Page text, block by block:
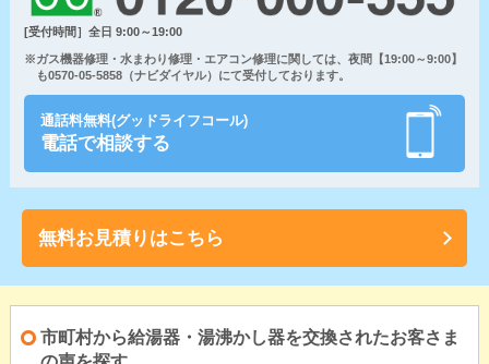
[受付時間］全日 9:00～19:00
※ガス機器修理・水まわり修理・エアコン修理に関しては、夜間【19:00～9:00】
も0570-05-5858（ナビダイヤル）にて受付しております。
通話料無料(グッドライフコール)
電話で相談する
無料お見積りはこちら
市町村から給湯器・湯沸かし器を交換されたお客さま